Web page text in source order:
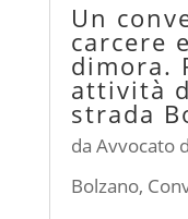
Un
carcere
dimora.
attività
strada
da Avvocato
Bolzano,